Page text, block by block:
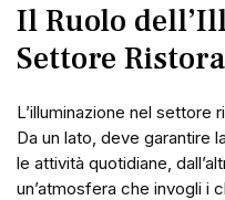
Il Ruolo
Settore
L’illuminazione nel settore
Da un lato, deve garantire
le attività quotidiane,
un’atmosfera che invogli i